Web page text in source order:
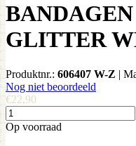
GLITTER
Produktnr.: 606407 W-Z |
Nog niet beoordeeld
€22,90
Op voorraad